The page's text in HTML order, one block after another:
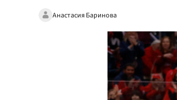
Анастасия Баринова